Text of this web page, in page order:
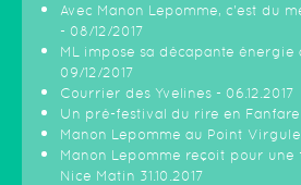
Avec Manon Lepomme, c'est du
- 08/12/2017
ML impose sa décapante
09/12/2017
Courrier des Yvelines - 06.12.2017
Un pré-festival du rire en Fanfare
Manon Lepomme au Point Virgule
Manon Lepomme reçoit pour une
Nice Matin 31.10.2017